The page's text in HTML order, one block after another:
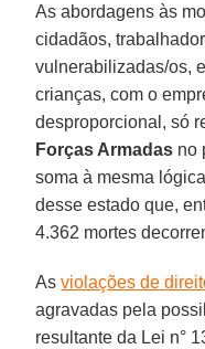
As abordagens às
cidadãos,
vulnerabilizadas/os,
crianças, com o
desproporcional, só
Forças Armadas no
soma à mesma
desse estado que,
4.362 mortes
Asviolações de
agravadas pela
resultante da Lei n°